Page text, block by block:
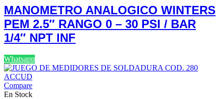
MANOMETRO ANALOGICO WINTERS
PEM 2.5″ RANGO 0 – 30 PSI / BAR
1/4″ NPT INF
Whatsapp
Compare
En Stock